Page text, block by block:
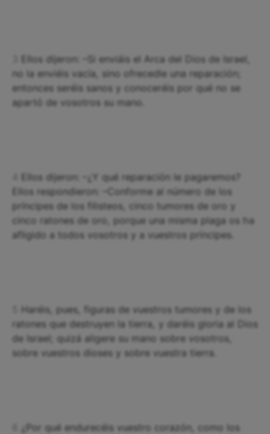
Ellos dijeron: –Si enviáis el Arca del Dios de Israel,
no la enviéis vacía, sino ofrecedle una reparación;
entonces seréis sanos y conoceréis por qué no se
apartó de vosotros su mano.
Ellos dijeron: –¿Y qué reparación le pagaremos?
Ellos respondieron: –Conforme al número de los
príncipes de los filisteos, cinco tumores de oro y
cinco ratones de oro, porque una misma plaga os ha
afligido a todos vosotros y a vuestros príncipes.
Haréis, pues, figuras de vuestros tumores y de los
ratones que destruyen la tierra, y daréis gloria al Dios
de Israel; quizá aligere su mano sobre vosotros,
sobre vuestros dioses y sobre vuestra tierra.
¿Por qué endurecéis vuestro corazón, como los